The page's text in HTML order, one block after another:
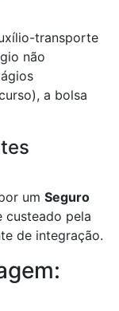
transporte
não
a bolsa
um Seguro
custeado pela
de integração.